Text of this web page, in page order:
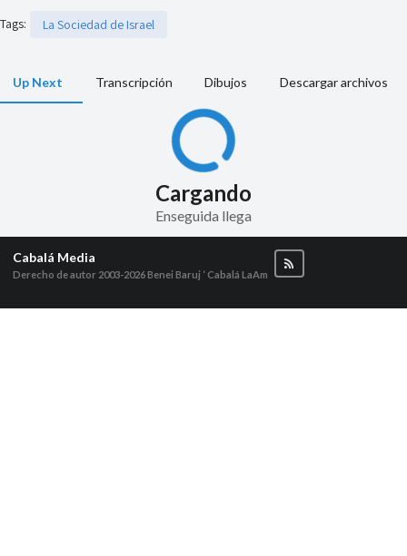
Tags: La Sociedad de Israel
Up Next Transcripción Dibujos Descargar archivos
Cargando
Enseguida llega
Cabalá Media
Derecho de autor 2003-2026Benei Baruj ‘ Cabalá LaAm